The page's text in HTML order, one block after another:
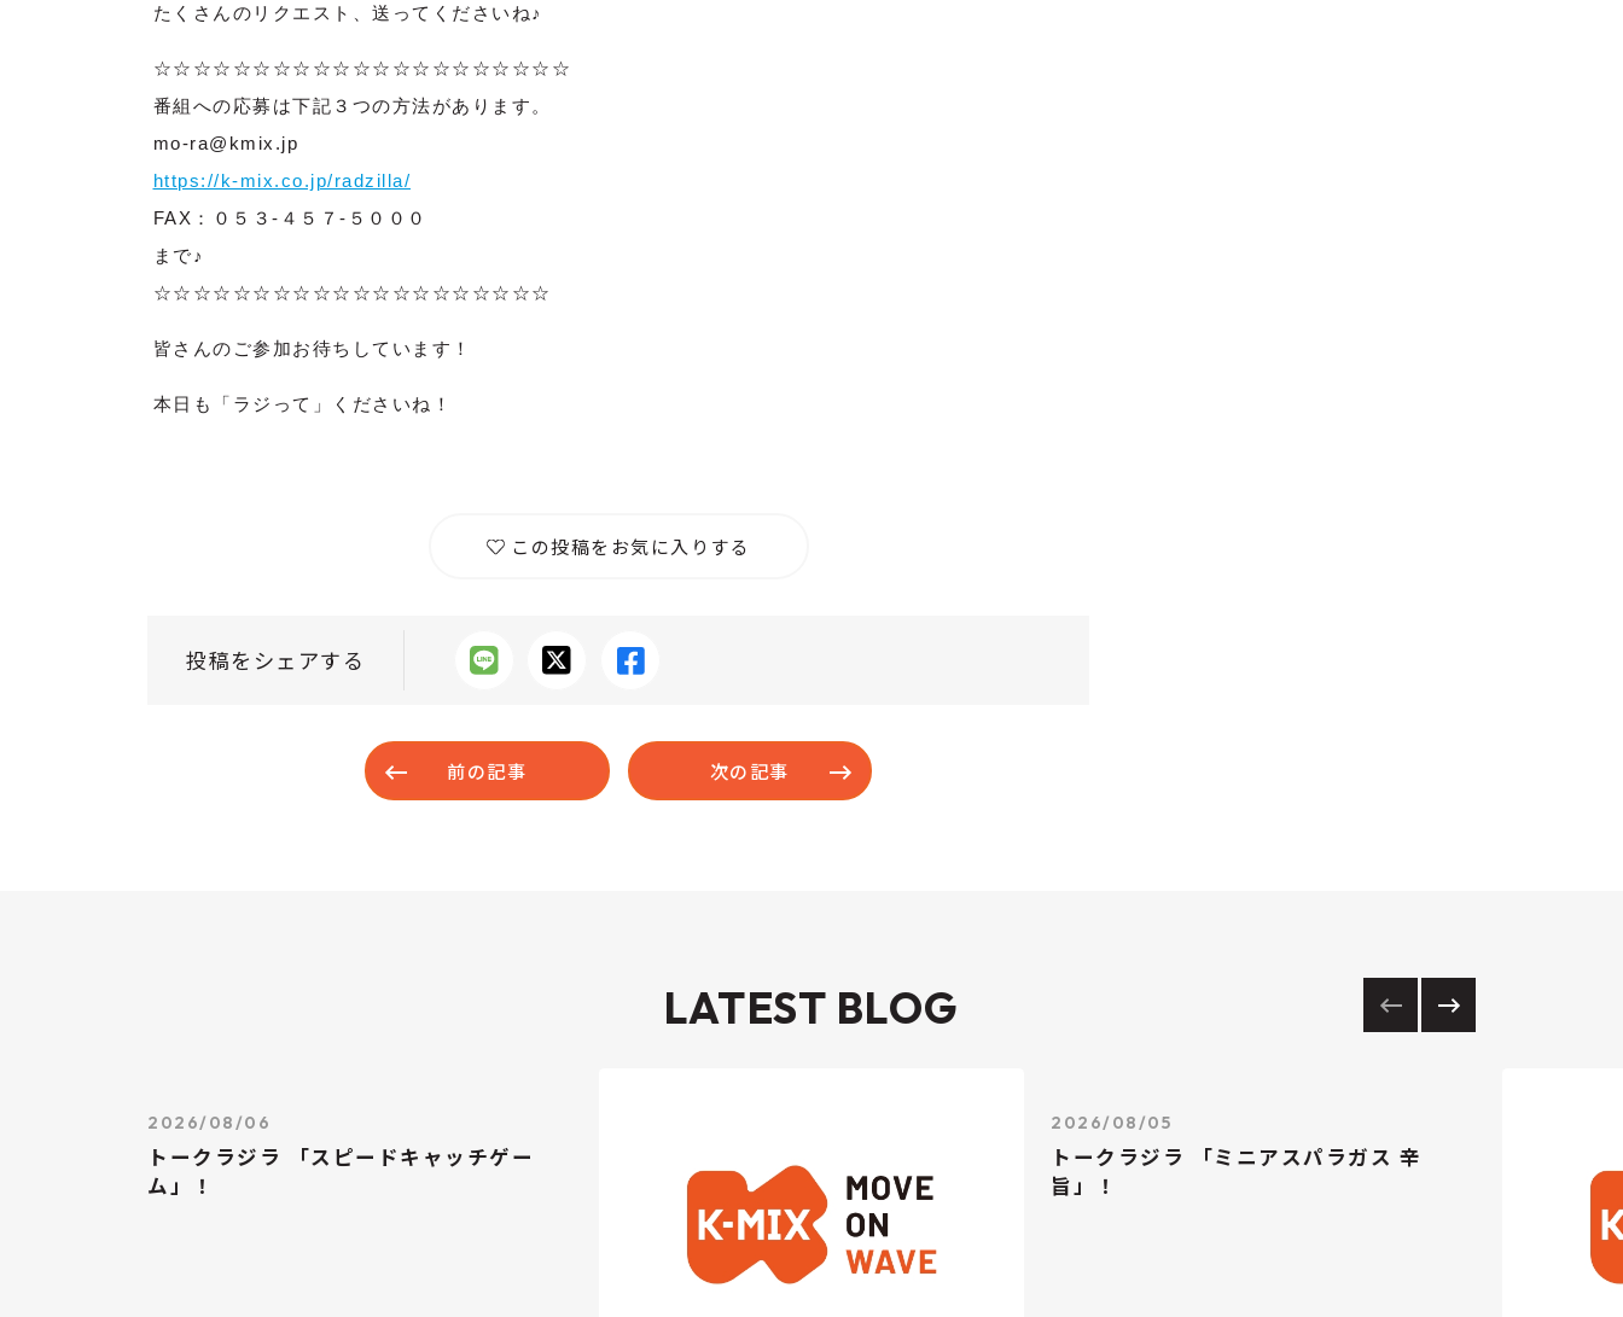
たくさんのリクエスト、送ってくださいね♪
☆☆☆☆☆☆☆☆☆☆☆☆☆☆☆☆☆☆☆☆☆
番組への応募は下記３つの方法があります。
mo-ra@kmix.jp
https://k-mix.co.jp/radzilla/
FAX：０５３-４５７-５０００
まで♪
☆☆☆☆☆☆☆☆☆☆☆☆☆☆☆☆☆☆☆☆
皆さんのご参加お待ちしています！
本日も「ラジって」くださいね！
この投稿をお気に入りする
投稿をシェアする
前の記事 次の記事
LATEST BLOG
2026/08/06
トークラジラ 「スピードキャッチゲー
ム」！
2026/08/05
トークラジラ 「ミニアスパラガス 辛
旨」！